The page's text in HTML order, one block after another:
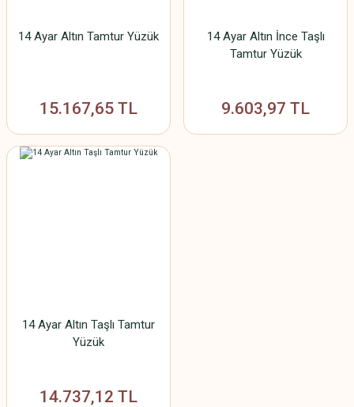
14 Ayar Altın Tamtur Yüzük
15.167,65 TL
14 Ayar Altın İnce Taşlı
Tamtur Yüzük
9.603,97 TL
14 Ayar Altın Taşlı Tamtur
Yüzük
14.737,12 TL